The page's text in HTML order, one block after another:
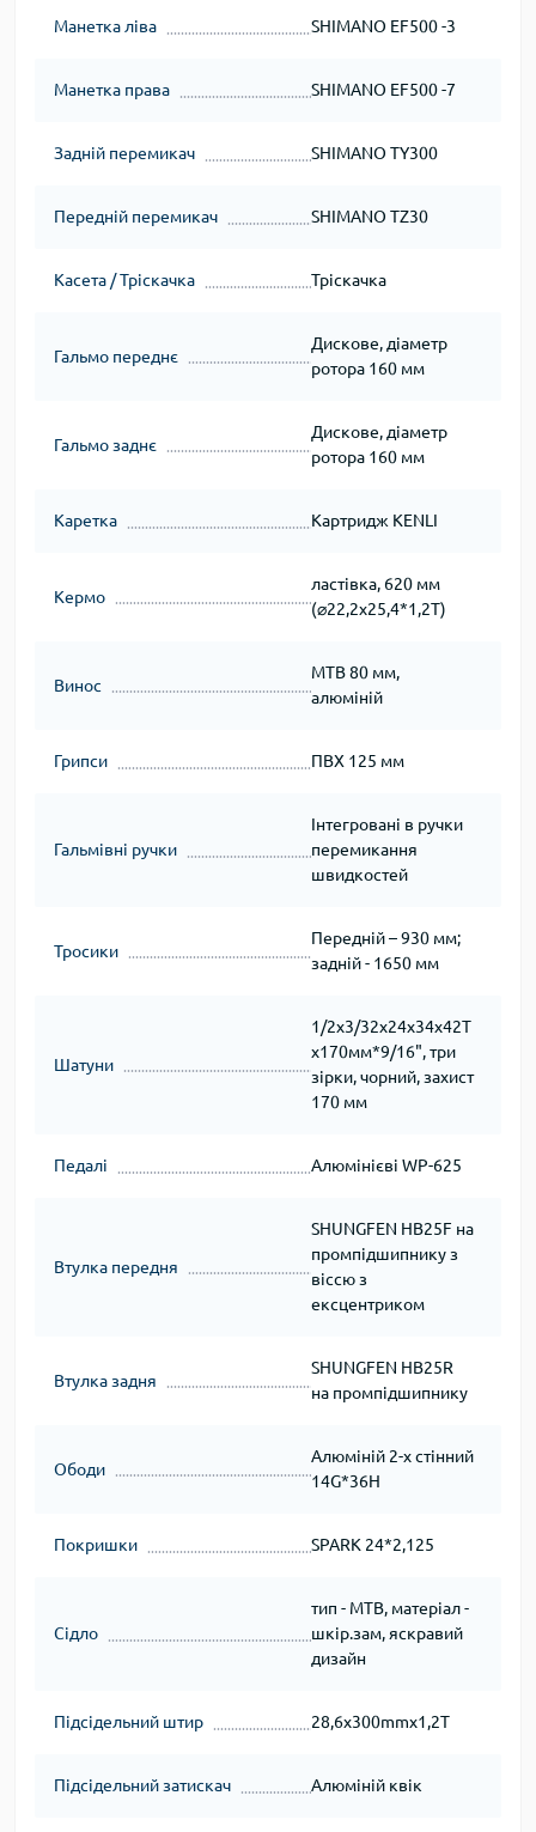
Манетка ліва SHIMANO EF500 -3
Манетка права SHIMANO EF500 -7
Задній перемикач SHIMANO TY300
Передній перемикач SHIMANO TZ30
Касета / Тріскачка Тріскачка
Гальмо переднє
Дискове, діаметр
ротора 160 мм
Гальмо заднє
Дискове, діаметр
ротора 160 мм
Каретка Картридж KENLI
Кермо
ластівка, 620 мм
(⌀22,2х25,4*1,2Т)
Винос
МТВ 80 мм,
алюміній
Грипси ПВХ 125 мм
Гальмівні ручки
Інтегровані в ручки
перемикання
швидкостей
Тросики
Передній – 930 мм;
задній - 1650 мм
Шатуни
1/2х3/32х24х34х42T
х170мм*9/16", три
зірки, чорний, захист
170 мм
Педалі Алюмінієві WP-625
Втулка передня
SHUNGFEN HB25F на
промпідшипнику з
віссю з
ексцентриком
Втулка задня
SHUNGFEN HB25R
на промпідшипнику
Ободи
Алюміній 2-х стінний
14G*36H
Покришки SPARK 24*2,125
Сідло
тип - MTB, матеріал -
шкір.зам, яскравий
дизайн
Підсідельний штир 28,6х300mmх1,2T
Підсідельний затискач Алюміній квік